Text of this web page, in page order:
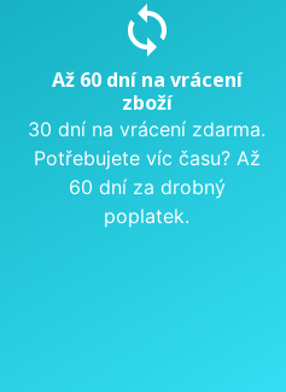
sync
Až 60 dní na vrácení
zboží
30 dní na vrácení zdarma.
Potřebujete víc času? Až
60 dní za drobný
poplatek.